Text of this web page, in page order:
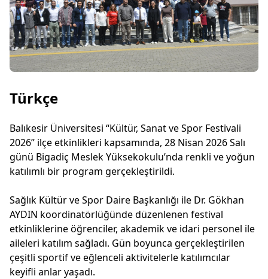
Türkçe
Balıkesir Üniversitesi “Kültür, Sanat ve Spor Festivali
2026” ilçe etkinlikleri kapsamında, 28 Nisan 2026 Salı
günü Bigadiç Meslek Yüksekokulu’nda renkli ve yoğun
katılımlı bir program gerçekleştirildi.
Sağlık Kültür ve Spor Daire Başkanlığı ile Dr. Gökhan
AYDIN koordinatörlüğünde düzenlenen festival
etkinliklerine öğrenciler, akademik ve idari personel ile
aileleri katılım sağladı. Gün boyunca gerçekleştirilen
çeşitli sportif ve eğlenceli aktivitelerle katılımcılar
keyifli anlar yaşadı.